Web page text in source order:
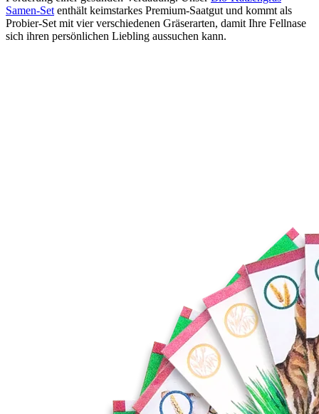
Samen-Set enthält keimstarkes Premium-Saatgut und kommt als
Probier-Set mit vier verschiedenen Gräserarten, damit Ihre Fellnase
sich ihren persönlichen Liebling aussuchen kann.